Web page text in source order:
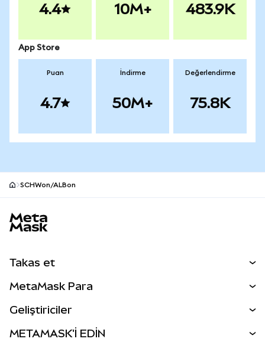
4.4 10M+ 483.9K
App Store
Puan
4.7
İndirme
50M+
Değerlendirme
75.8K
SCHWon/ALBon
Takas et
Perps
RWA'lar
MetaMask Para
Geliştiriciler
METAMASK'İ EDİN